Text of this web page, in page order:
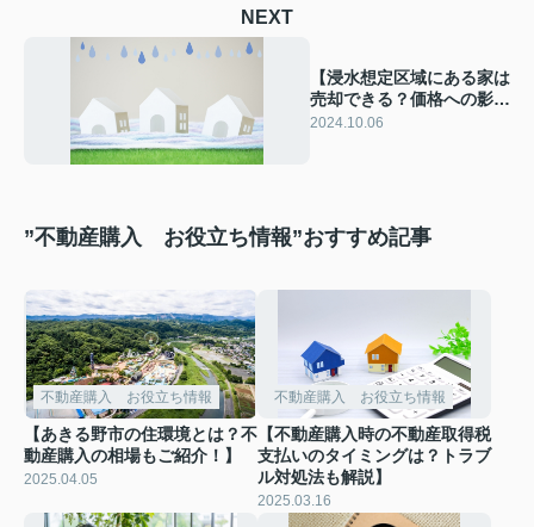
NEXT
【浸水想定区域にある家は
売却できる？価格への影響
についてご紹介】
2024.10.06
”不動産購入 お役立ち情報”おすすめ記事
不動産購入 お役立ち情報
【あきる野市の住環境とは？不
動産購入の相場もご紹介！】
2025.04.05
不動産購入 お役立ち情報
【不動産購入時の不動産取得税
支払いのタイミングは？トラブ
ル対処法も解説】
2025.03.16